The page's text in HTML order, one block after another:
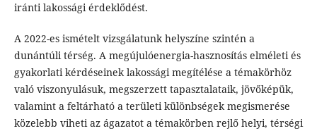
iránti lakossági érdeklődést.
A 2022-es ismételt vizsgálatunk helyszíne szintén a
dunántúli térség. A megújulóenergia-hasznosítás elméleti és
gyakorlati kérdéseinek lakossági megítélése a témakörhöz
való viszonyulásuk, megszerzett tapasztalataik, jövőképük,
valamint a feltárható a területi különbségek megismerése
közelebb viheti az ágazatot a témakörben rejlő helyi, térségi